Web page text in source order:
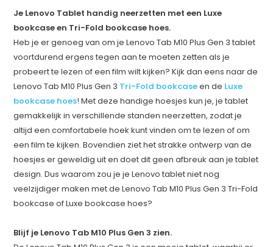
Je Lenovo Tablet handig neerzetten met een Luxe
bookcase en Tri-Fold bookcase hoes.
Heb je er genoeg van om je Lenovo Tab M10 Plus Gen 3 tablet
voortdurend ergens tegen aan te moeten zetten als je
probeert te lezen of een film wilt kijken? Kijk dan eens naar de
Lenovo Tab M10 Plus Gen 3 Tri-Fold bookcaseen de Luxe
bookcase hoes! Met deze handige hoesjes kun je, je tablet
gemakkelijk in verschillende standen neerzetten, zodat je
altijd een comfortabele hoek kunt vinden om te lezen of om
een film te kijken. Bovendien ziet het strakke ontwerp van de
hoesjes er geweldig uit en doet dit geen afbreuk aan je tablet
design. Dus waarom zou je je Lenovo tablet niet nog
veelzijdiger maken met de Lenovo Tab M10 Plus Gen 3 Tri-Fold
bookcase of Luxe bookcase hoes?
Blijf je Lenovo Tab M10 Plus Gen 3 zien.